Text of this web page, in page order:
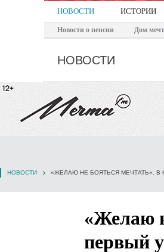
НОВОСТИ ИСТОРИИ
Новости о пенсии Дом
НОВОСТИ
НОВОСТИ «ЖЕЛАЮ НЕ БОЯТЬСЯ МЕЧТАТЬ».
«Желаю
первый